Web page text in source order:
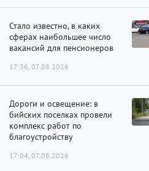
Стало известно, в каких
сферах наибольшее число
вакансий для пенсионеров
17:36, 07.08.2026
Дороги и освещение: в
бийских поселках провели
комплекс работ по
благоустройству
17:04, 07.08.2026